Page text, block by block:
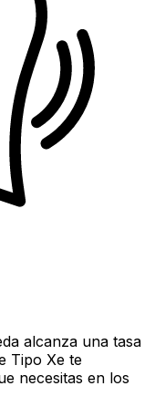
alcanza una tasa
Tipo Xe te
necesitas en los